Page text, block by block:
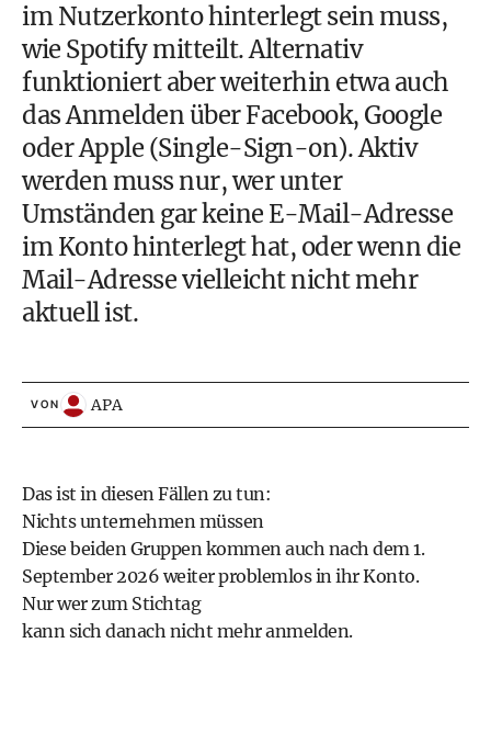
im Nutzerkonto hinterlegt sein muss,
wie Spotify mitteilt. Alternativ
funktioniert aber weiterhin etwa auch
das Anmelden über Facebook, Google
oder Apple (Single-Sign-on). Aktiv
werden muss nur, wer unter
Umständen gar keine E-Mail-Adresse
im Konto hinterlegt hat, oder wenn die
Mail-Adresse vielleicht nicht mehr
aktuell ist.
VON APA
Das ist in diesen Fällen zu tun:
Nichts unternehmen müssen
Diese beiden Gruppen kommen auch nach dem 1.
September 2026 weiter problemlos in ihr Konto.
Nur wer zum Stichtag
kann sich danach nicht mehr anmelden.